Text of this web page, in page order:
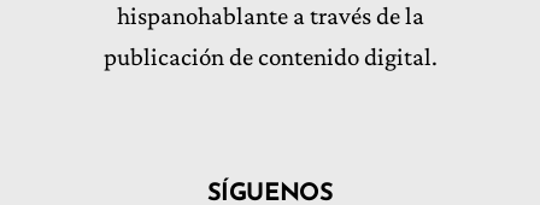
hispanohablante a través de la
publicación de contenido digital.
SÍGUENOS